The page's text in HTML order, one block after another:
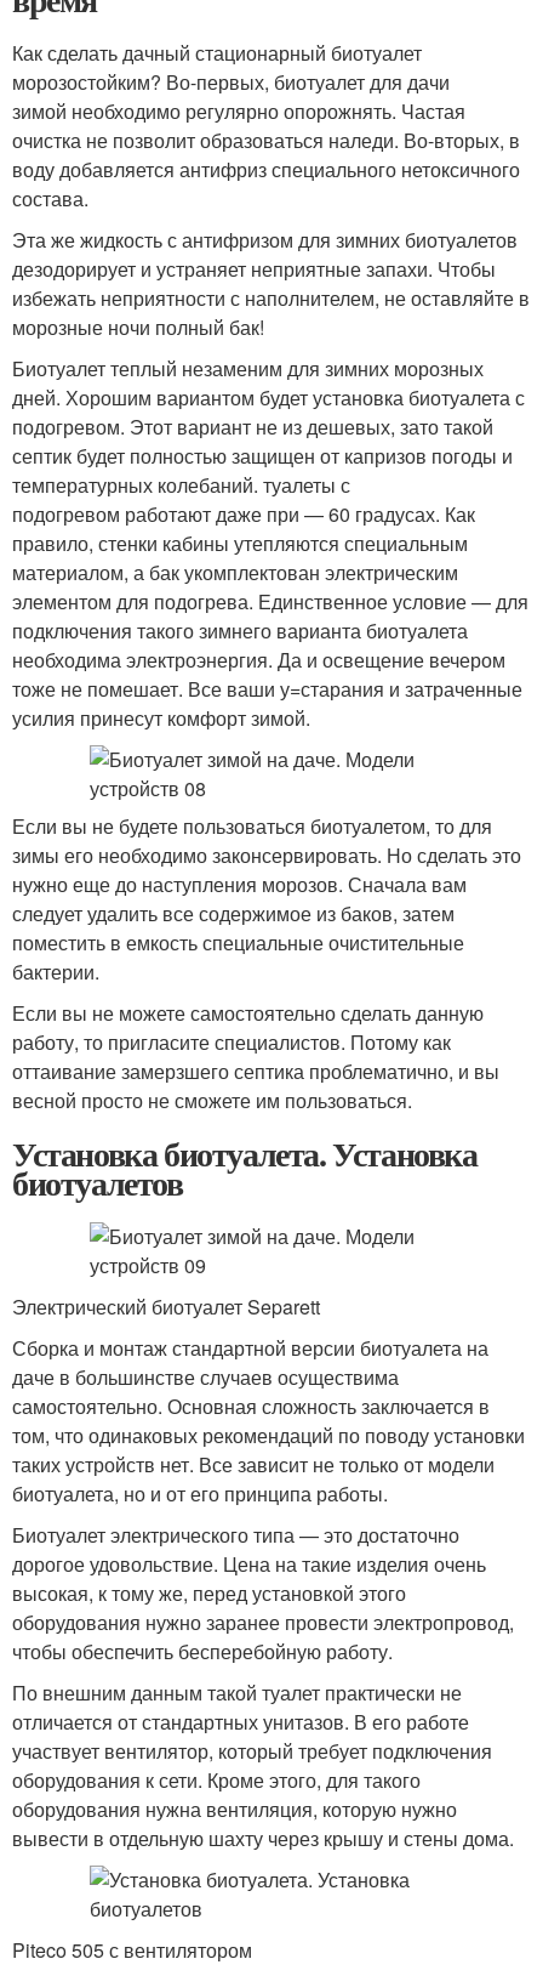
Как сделать дачный стационарный биотуалет
морозостойким? Во-первых, биотуалет для дачи
зимой необходимо регулярно опорожнять. Частая
очистка не позволит образоваться наледи. Во-вторых, в
воду добавляется антифриз специального нетоксичного
состава.
Эта же жидкость с антифризом для зимних биотуалетов
дезодорирует и устраняет неприятные запахи. Чтобы
избежать неприятности с наполнителем, не оставляйте в
морозные ночи полный бак!
Биотуалет теплый незаменим для зимних морозных
дней. Хорошим вариантом будет установка биотуалета с
подогревом. Этот вариант не из дешевых, зато такой
септик будет полностью защищен от капризов погоды и
температурных колебаний. туалеты с
подогревом работают даже при — 60 градусах. Как
правило, стенки кабины утепляются специальным
материалом, а бак укомплектован электрическим
элементом для подогрева. Единственное условие — для
подключения такого зимнего варианта биотуалета
необходима электроэнергия. Да и освещение вечером
тоже не помешает. Все ваши у=старания и затраченные
усилия принесут комфорт зимой.
Если вы не будете пользоваться биотуалетом, то для
зимы его необходимо законсервировать. Но сделать это
нужно еще до наступления морозов. Сначала вам
следует удалить все содержимое из баков, затем
поместить в емкость специальные очистительные
бактерии.
Если вы не можете самостоятельно сделать данную
работу, то пригласите специалистов. Потому как
оттаивание замерзшего септика проблематично, и вы
весной просто не сможете им пользоваться.
Установка биотуалета. Установка
биотуалетов
Электрический биотуалет Separett
Сборка и монтаж стандартной версии биотуалета на
даче в большинстве случаев осуществима
самостоятельно. Основная сложность заключается в
том, что одинаковых рекомендаций по поводу установки
таких устройств нет. Все зависит не только от модели
биотуалета, но и от его принципа работы.
Биотуалет электрического типа — это достаточно
дорогое удовольствие. Цена на такие изделия очень
высокая, к тому же, перед установкой этого
оборудования нужно заранее провести электропровод,
чтобы обеспечить бесперебойную работу.
По внешним данным такой туалет практически не
отличается от стандартных унитазов. В его работе
участвует вентилятор, который требует подключения
оборудования к сети. Кроме этого, для такого
оборудования нужна вентиляция, которую нужно
вывести в отдельную шахту через крышу и стены дома.
Piteco 505 с вентилятором